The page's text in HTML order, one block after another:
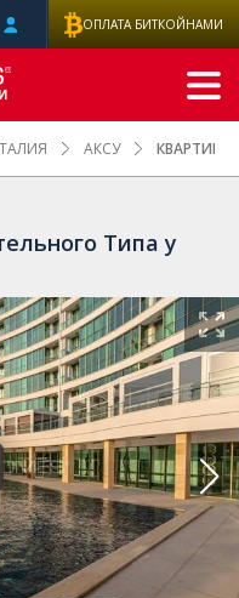
АКСУ КВАРТИРЫ
Типа у
ОПЛАТА БИТКОЙНАМИ